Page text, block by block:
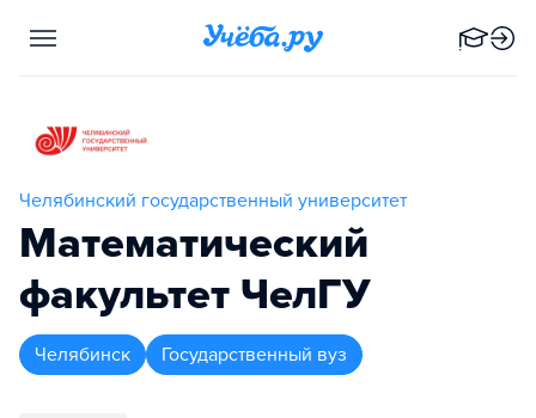
Челябинский государственный университет
Математический
факультет ЧелГУ
Челябинск Государственный вуз